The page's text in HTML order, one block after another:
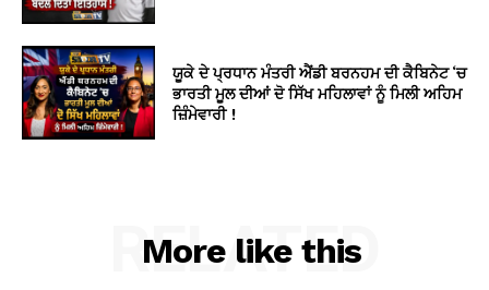
ਯੂਕੇ ਦੇ ਪ੍ਰਧਾਨ ਮੰਤਰੀ ਐਂਡੀ ਬਰਨਹਮ ਦੀ ਕੈਬਿਨੇਟ ‘ਚ
ਭਾਰਤੀ ਮੂਲ ਦੀਆਂ ਦੋ ਸਿੱਖ ਮਹਿਲਾਵਾਂ ਨੂੰ ਮਿਲੀ ਅਹਿਮ
ਜ਼ਿੰਮੇਵਾਰੀ !
More like this
RELATED